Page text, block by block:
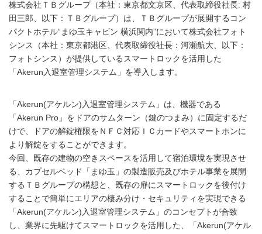
株式会社ＴＢグループ（本社：東京都文京区、代表取締役社長: 村
田三郎、以下：ＴＢグループ）は、ＴＢグループが展開するコン
パクトホテル“まゆ玉キャビン 横浜関内”において株式会社フォト
シンス（本社：東京都港区、代表取締役社長：河瀬航大、以下：
フォトシンス）が提供しているスマートロックを活用した
「Akerun入退室管理システム」を導入します。
「Akerun(アケルン)入退室管理システム」は、機器である
「Akerun Pro」をドアのサムターン（鍵のつまみ）に固定するだ
けで、ドアの解錠権限をＮＦＣ対応ＩＣカードやスマートホンに
より解錠をすることができます。
今回、既存の建物の空きスペースを活用して宿泊環境を実現させ
る、カプセルベッド「まゆ玉」の製造販売及びホテル事業を展開
するＴＢグループの構想と、既存の扉にスマートロックを後付け
することで簡単にエリアの棲み分け・セキュリティを実現できる
「Akerun(アケルン)入退室管理システム」のコンセプトが合致
し、業界に先駆けてスマートロックを活用した、「Akerun(アケル